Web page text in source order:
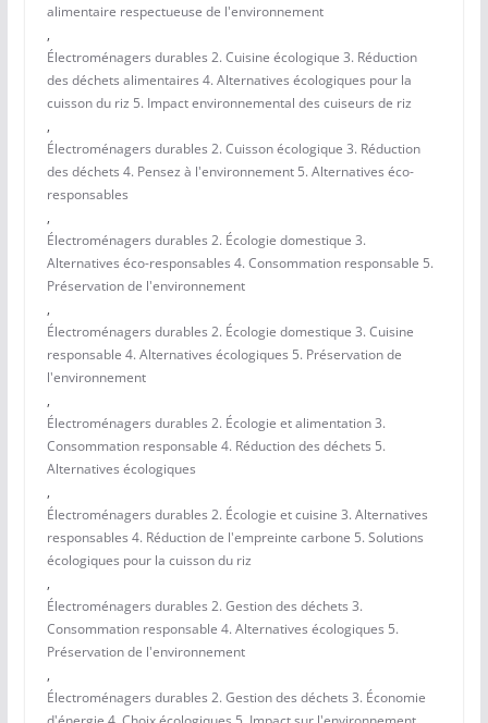
alimentaire respectueuse de l'environnement
,
Électroménagers durables 2. Cuisine écologique 3. Réduction
des déchets alimentaires 4. Alternatives écologiques pour la
cuisson du riz 5. Impact environnemental des cuiseurs de riz
,
Électroménagers durables 2. Cuisson écologique 3. Réduction
des déchets 4. Pensez à l'environnement 5. Alternatives éco-
responsables
,
Électroménagers durables 2. Écologie domestique 3.
Alternatives éco-responsables 4. Consommation responsable 5.
Préservation de l'environnement
,
Électroménagers durables 2. Écologie domestique 3. Cuisine
responsable 4. Alternatives écologiques 5. Préservation de
l'environnement
,
Électroménagers durables 2. Écologie et alimentation 3.
Consommation responsable 4. Réduction des déchets 5.
Alternatives écologiques
,
Électroménagers durables 2. Écologie et cuisine 3. Alternatives
responsables 4. Réduction de l'empreinte carbone 5. Solutions
écologiques pour la cuisson du riz
,
Électroménagers durables 2. Gestion des déchets 3.
Consommation responsable 4. Alternatives écologiques 5.
Préservation de l'environnement
,
Électroménagers durables 2. Gestion des déchets 3. Économie